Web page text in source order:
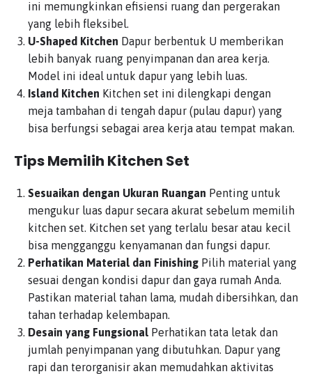
ini memungkinkan efisiensi ruang dan pergerakan
yang lebih fleksibel.
U-Shaped Kitchen Dapur berbentuk U memberikan
lebih banyak ruang penyimpanan dan area kerja.
Model ini ideal untuk dapur yang lebih luas.
Island Kitchen Kitchen set ini dilengkapi dengan
meja tambahan di tengah dapur (pulau dapur) yang
bisa berfungsi sebagai area kerja atau tempat makan.
Tips Memilih Kitchen Set
Sesuaikan dengan Ukuran Ruangan Penting untuk
mengukur luas dapur secara akurat sebelum memilih
kitchen set. Kitchen set yang terlalu besar atau kecil
bisa mengganggu kenyamanan dan fungsi dapur.
Perhatikan Material dan Finishing Pilih material yang
sesuai dengan kondisi dapur dan gaya rumah Anda.
Pastikan material tahan lama, mudah dibersihkan, dan
tahan terhadap kelembapan.
Desain yang Fungsional Perhatikan tata letak dan
jumlah penyimpanan yang dibutuhkan. Dapur yang
rapi dan terorganisir akan memudahkan aktivitas